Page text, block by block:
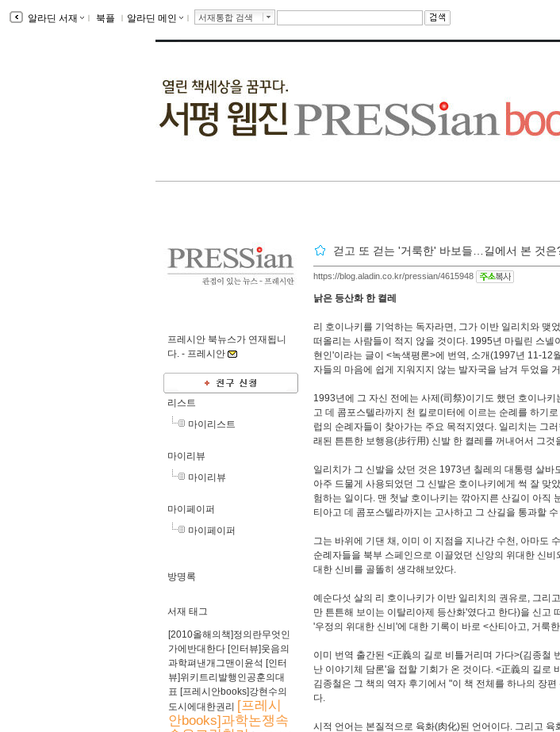
알라딘 서재 ｌ 북플 ｌ 알라딘 메인 ｌ 서재통합 검색
프레시안 북뉴스가 연재됩니
다. - 프레시안
리스트
마이리스트
마이리뷰
마이리뷰
마이페이퍼
마이페이퍼
방명록
서재 태그
[2010올해의책]정의란무엇인
가에반대한다 [인터뷰]웃음의
과학펴낸개그맨이윤석 [인터
뷰]위키트리발행인공훈의대
표 [프레시안books]강현수의
도시에대한권리 [프레시
안books]과학논쟁속
걷고 또 걷는 '거룩한' 바보들…길에서 본 것은
https://blog.aladin.co.kr/pressian/4615948
낡은 등산화 한 켤레
리 호이나키를 기억하는 독자라면, 그가 이반 일리치와 맺
떠올리는 사람들이 적지 않을 것이다. 1995년 마릴린 스
현인'이라는 글이 <녹색평론>에 번역, 소개(1997년 11-12
자들의 마음에 쉽게 지워지지 않는 발자국을 남겨 두었을
1993년에 그 자신 전에는 사제(司祭)이기도 했던 호이나
고 데 콤포스텔라까지 천 킬로미터에 이르는 순례를 하기
럽의 순례자들이 찾아가는 주요 목적지였다. 일리치는 그
래된 튼튼한 보행용(步行用) 신발 한 켤레를 꺼내어서 그것
일리치가 그 신발을 샀던 것은 1973년 칠레의 대통령 살
아주 드물게 사용되었던 그 신발은 호이나키에게 썩 잘 맞
험하는 일이다. 맨 첫날 호이나키는 깎아지른 산길이 아직
티아고 데 콤포스텔라까지는 고사하고 그 산길을 통과할
그는 바위에 기댄 채, 이미 이 지점을 지나간 수천, 아마도
순례자들을 북부 스페인으로 이끌었던 신앙의 위대한 신
대한 신비를 골똘히 생각해보았다.
예순다섯 살의 리 호이나키가 이반 일리치의 권유로, 그리
만 튼튼해 보이는 이탈리아제 등산화'였다고 한다)을 신고
'우정의 위대한 신비'에 대한 기록이 바로 <산티아고, 거룩
이미 번역 출간된 <正義의 길로 비틀거리며 가다>(김종철
난 이야기체 담론'을 접할 기회가 온 것이다. <正義의 길로
김종철은 그 책의 역자 후기에서 "이 책 전체를 하나의 장
다.
시적 언어는 본질적으로 육화(肉化)된 언어이다. 그리고